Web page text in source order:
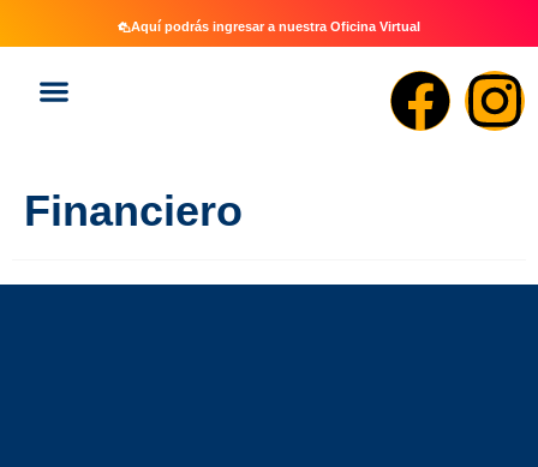
Aquí podrás ingresar a nuestra Oficina Virtual
Financiero